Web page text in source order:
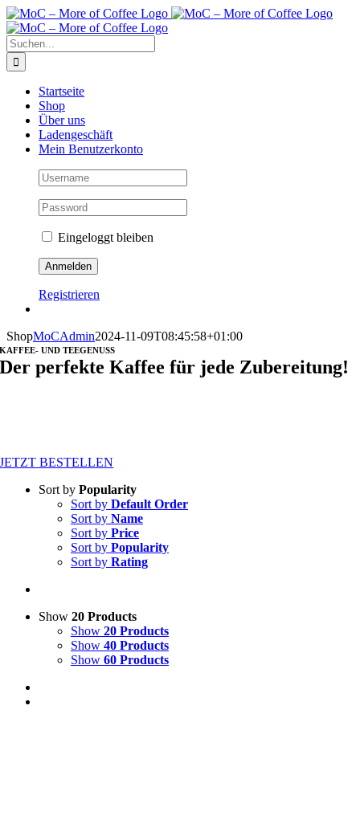
Zum
Inhalt
springen
Suche
nach:
Startseite
Shop
Über uns
Ladengeschäft
Mein Benutzerkonto
Eingeloggt bleiben
Registrieren
ShopMoCAdmin2024-11-09T08:45:58+01:00
KAFFEE- UND TEEGENUSS
Der perfekte Kaffee für jede Zubereitung!
JETZT BESTELLEN
Sort by Popularity
Sort by Default Order
Sort by Name
Sort by Price
Sort by Popularity
Sort by Rating
Show 20 Products
Show 20 Products
Show 40 Products
Show 60 Products